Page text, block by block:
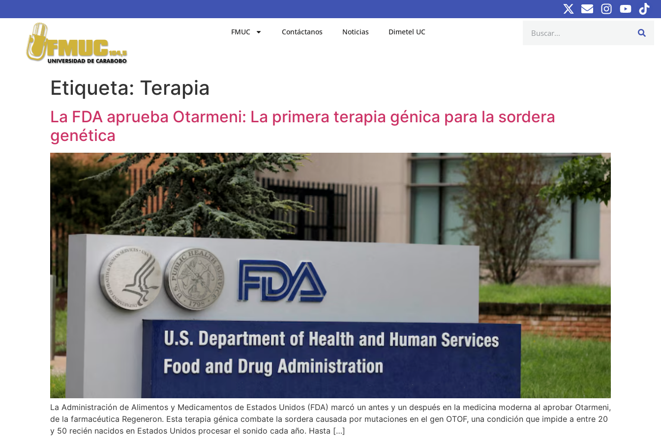
FMUC Contáctanos Noticias Dimetel UC
Etiqueta: Terapia
La FDA aprueba Otarmeni: La primera terapia génica para la sordera
genética
La Administración de Alimentos y Medicamentos de Estados Unidos (FDA) marcó un antes y un después en la medicina moderna al aprobar Otarmeni,
de la farmacéutica Regeneron. Esta terapia génica combate la sordera causada por mutaciones en el gen OTOF, una condición que impide a entre 20
y 50 recién nacidos en Estados Unidos procesar el sonido cada año. Hasta […]